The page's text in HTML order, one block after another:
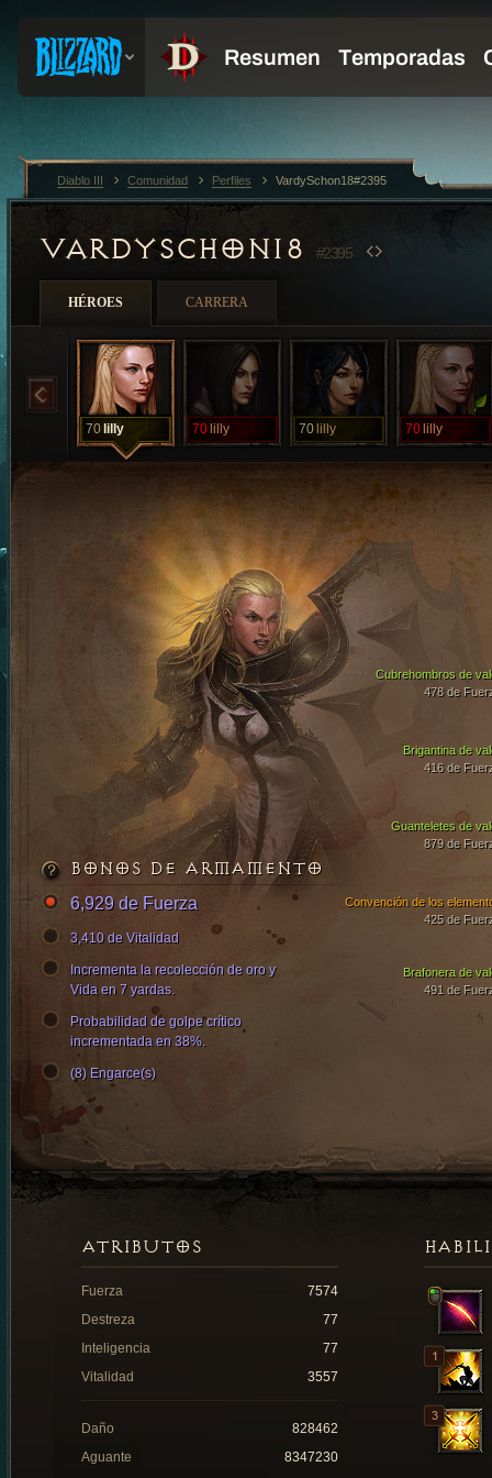
VARDYSCHON18 #2395
HÉROES CARRERA
70 lilly 70 lilly 70 lilly 70 lilly
Brigantina de
416 de
Guanteletes de
879 de
Cubrehombros de
478 de
Brafonera de
491 de
Convención de los
425 de
BONOS DE ARMAMENTO
6,929 de Fuerza
3,410 de Vitalidad
Incrementa la recolección de oro y
Vida en 7 yardas.
Probabilidad de golpe crítico
incrementada en 38%.
(8) Engarce(s)
ATRIBUTOS
Fuerza
7574
Destreza
77
Inteligencia
77
Vitalidad
3557
Daño
828462
Aguante
8347230
Diablo III Comunidad Perfiles VardySchon18#2395